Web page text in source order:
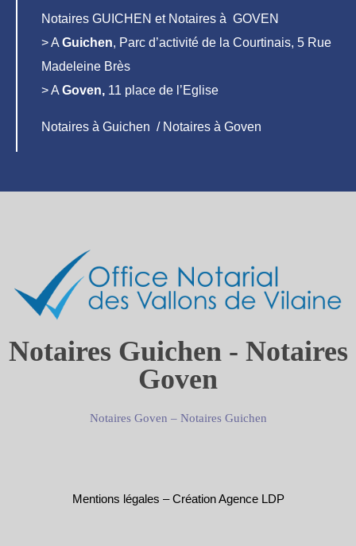
Notaires GUICHEN et Notaires à GOVEN
> A Guichen, Parc d’activité de la Courtinais, 5 Rue
Madeleine Brès
> A Goven, 11 place de l’Eglise
Notaires à Guichen / Notaires à Goven
Notaires Guichen - Notaires
Goven
Notaires Goven – Notaires Guichen
Mentions légales –Création Agence LDP